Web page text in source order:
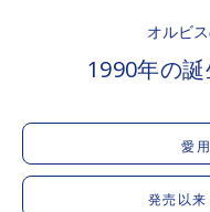
オルビ
1990年の誕
愛
発売以来